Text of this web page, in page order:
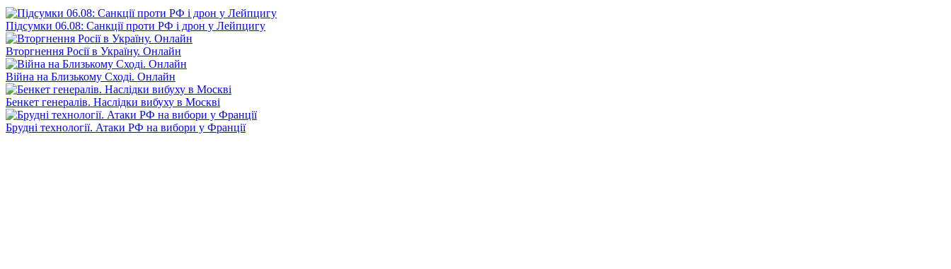
Підсумки 06.08: Санкції проти РФ і дрон у Лейпцигу
Вторгнення Росії в Україну. Онлайн
Війна на Близькому Сході. Онлайн
Бенкет генералів. Наслідки вибуху в Москві
Брудні технології. Атаки РФ на вибори у Франції